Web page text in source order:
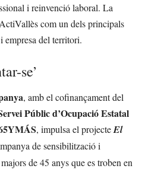
i reinvenció laboral. La
com un dels principals
empresa del territori.
se’
, amb el cofinançament del
Públic d’Ocupació Estatal
, impulsa el projecteEl
de sensibilització i
de 45 anys que es troben en